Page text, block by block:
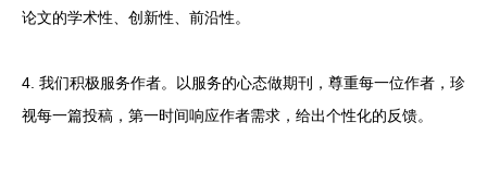
论文的学术性、创新性、前沿性。
4. 我们积极服务作者。以服务的心态做期刊，尊重每一位作者，珍
视每一篇投稿，第一时间响应作者需求，给出个性化的反馈。